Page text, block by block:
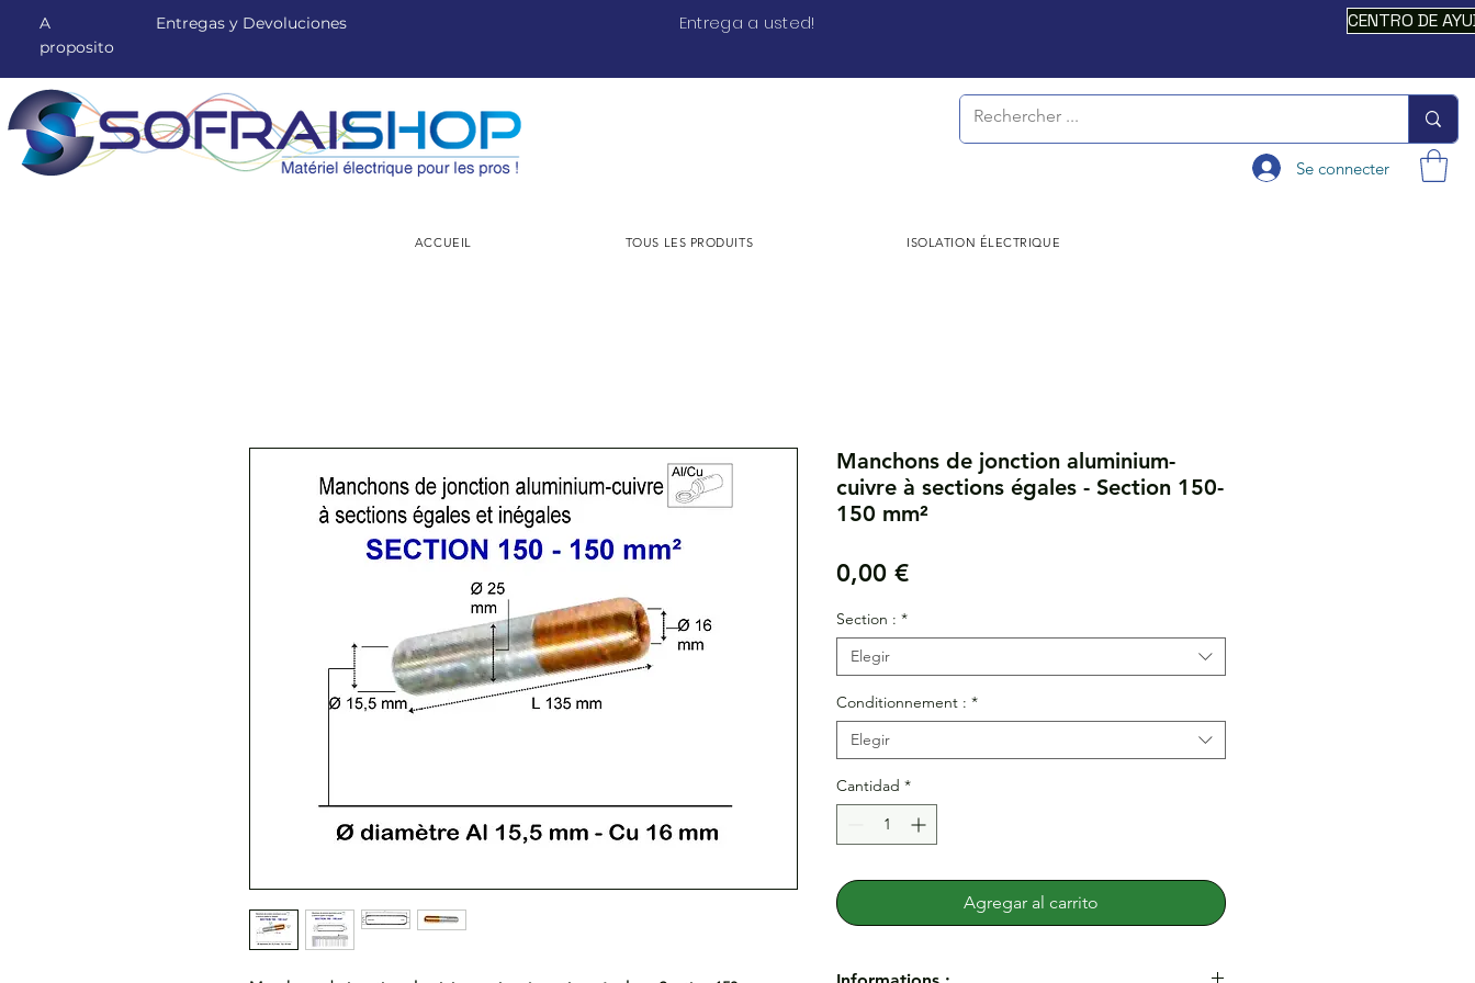
A
proposito
Entregas y Devoluciones Entrega a usted! CENTRO DE
Se connecter
ACCUEIL TOUS LES PRODUITS ISOLATION ÉLECTRIQUE
Manchons de jonction aluminium-
cuivre à sections égales - Section 150-
150 mm²
0,00 €Precio
Section : *
Elegir
Conditionnement : *
Elegir
Cantidad *
Agregar al carrito